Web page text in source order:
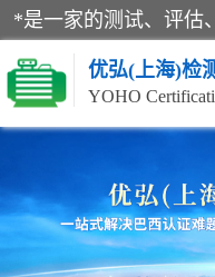
优弘(上海)检
YOHO
RECYCLASS认证
NR12认证